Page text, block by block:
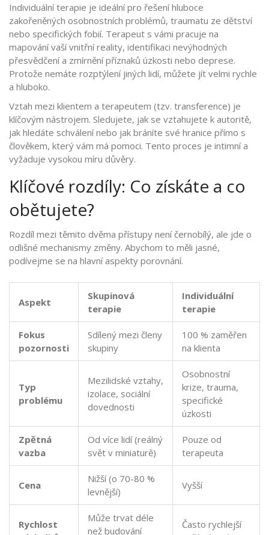
Individuální terapie je ideální pro řešení hluboce
zakořeněných osobnostních problémů, traumatu ze dětství
nebo specifických fobií. Terapeut s vámi pracuje na
mapování vaší vnitřní reality, identifikaci nevýhodných
přesvědčení a zmírnění příznaků úzkosti nebo deprese.
Protože nemáte rozptýlení jiných lidí, můžete jít velmi rychle
a hluboko.
Vztah mezi klientem a terapeutem (tzv. transference) je
klíčovým nástrojem. Sledujete, jak se vztahujete k autoritě,
jak hledáte schválení nebo jak bráníte své hranice přímo s
člověkem, který vám má pomoci. Tento proces je intimní a
vyžaduje vysokou míru důvěry.
Klíčové rozdíly: Co získáte a co
obětujete?
Rozdíl mezi těmito dvěma přístupy není černobílý, ale jde o
odlišné mechanismy změny. Abychom to měli jasné,
podívejme se na hlavní aspekty porovnání.
Aspekt
Skupinová
terapie
Individuální
terapie
Fokus
pozornosti
Sdílený mezi členy
skupiny
100 % zaměřen
na klienta
Typ
problému
Mezilidské vztahy,
izolace, sociální
dovednosti
Osobnostní
krize, trauma,
specifické
úzkosti
Zpětná
vazba
Od více lidí (reálný
svět v miniaturě)
Pouze od
terapeuta
Cena
Nižší (o 70-80 %
levnější)
Vyšší
Rychlost
Může trvat déle
než budování
Často rychlejší